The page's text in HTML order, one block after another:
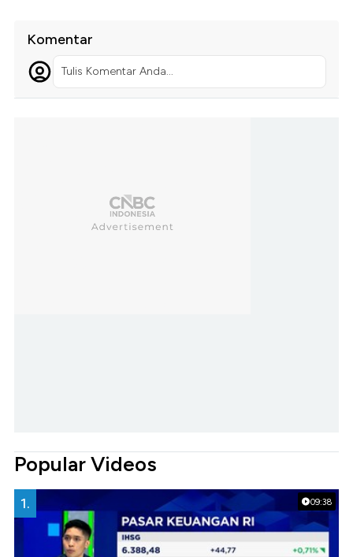
Komentar
Tulis Komentar Anda...
Popular Videos
09:38
1.